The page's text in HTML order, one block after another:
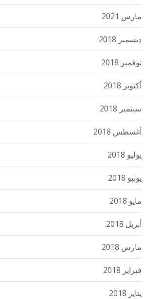
مارس 2021
ديسمبر 2018
نوفمبر 2018
أكتوبر 2018
سبتمبر 2018
أغسطس 2018
يوليو 2018
يونيو 2018
مايو 2018
أبريل 2018
مارس 2018
فبراير 2018
يناير 2018